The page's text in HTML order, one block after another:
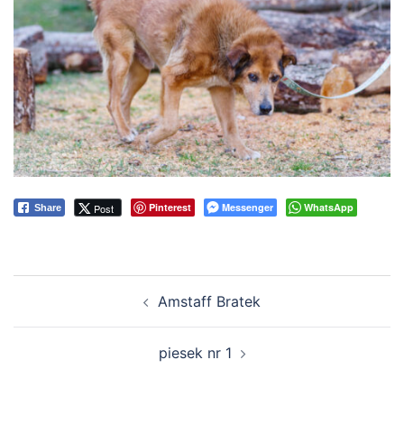
Share Post Pinterest Messenger WhatsApp
Amstaff Bratek
piesek nr 1